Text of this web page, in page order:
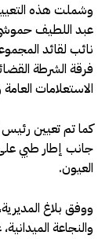
وشملت هذه
عبد اللطيف
نائب لقائد
فرقة الشرطة
الاستعلامات
كما تم تعيين رئيس
جانب إطار طبي
العيون.
ووفق بلاغ
والنجاعة